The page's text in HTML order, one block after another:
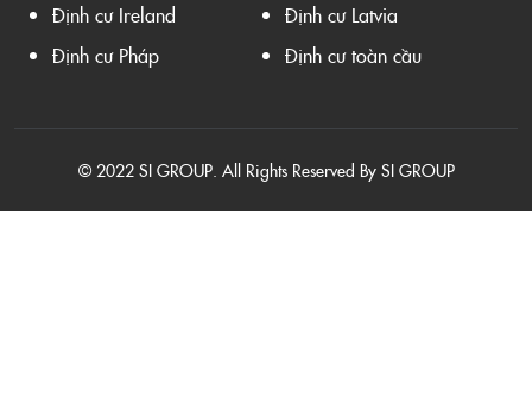
Định cư Ireland
Định cư Latvia
Định cư Pháp
Định cư toàn cầu
© 2022 SI GROUP. All Rights Reserved By SI GROUP